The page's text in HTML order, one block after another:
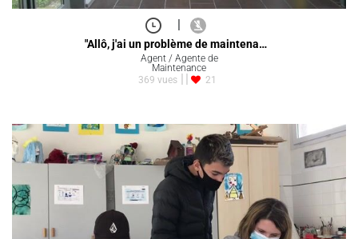
|
"Allô, j'ai un problème de maintena…
Agent / Agente de
Maintenance
369 vues
21